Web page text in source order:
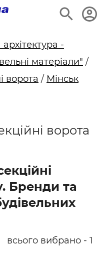
-
матеріали" /
ворота / Мінськ
ворота
Бренди та
всього вибрано - 1